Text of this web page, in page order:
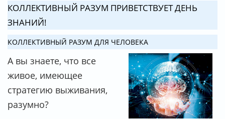
КОЛЛЕКТИВНЫЙ РАЗУМ ПРИВЕТСТВУЕТ ДЕНЬ
ЗНАНИЙ!
КОЛЛЕКТИВНЫЙ РАЗУМ ДЛЯ ЧЕЛОВЕКА
А вы знаете, что все
живое, имеющее
стратегию выживания,
разумно?